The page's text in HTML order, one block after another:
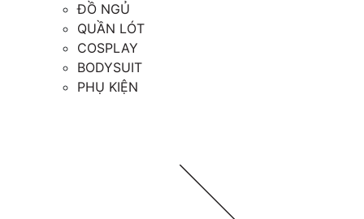
ĐỒ NGỦ
QUẦN LÓT
COSPLAY
BODYSUIT
PHỤ KIỆN